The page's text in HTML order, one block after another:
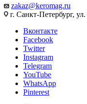
zakaz@keromag.ru
г. Санкт-Петербург,
Вконтакте
Facebook
Twitter
Instagram
Telegram
YouTube
WhatsApp
Pinterest